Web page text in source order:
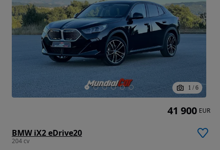
1 / 6
BMW iX2 eDrive20
204 cv
41 900 EUR